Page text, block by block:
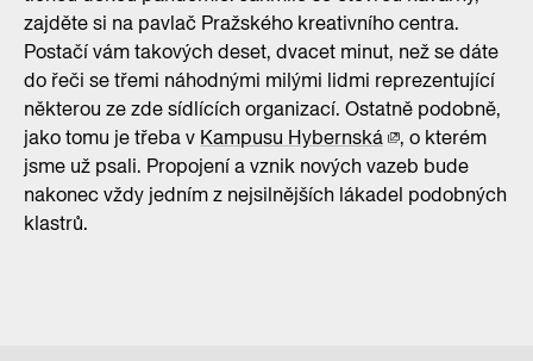
zajděte si na pavlač Pražského kreativního centra.
Postačí vám takových deset, dvacet minut, než se dáte
do řeči se třemi náhodnými milými lidmi reprezentující
některou ze zde sídlících organizací. Ostatně podobně,
jako tomu je třeba v Kampusu Hybernská
, o kterém
jsme už psali. Propojení a vznik nových vazeb bude
nakonec vždy jedním z nejsilnějších lákadel podobných
klastrů.